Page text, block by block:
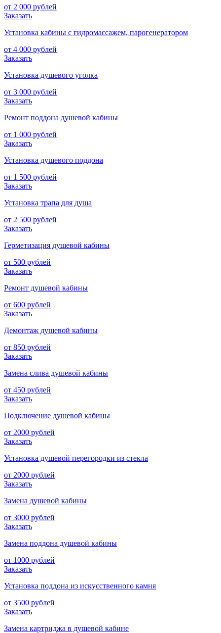
от 2 000 рублей
Заказать
Установка кабины с гидромассажем, парогенератором
от 4 000 рублей
Заказать
Установка душевого уголка
от 3 000 рублей
Заказать
Ремонт поддона душевой кабины
от 1 000 рублей
Заказать
Установка душевого поддона
от 1 500 рублей
Заказать
Установка трапа для душа
от 2 500 рублей
Заказать
Герметизация душевой кабины
от 500 рублей
Заказать
Ремонт душевой кабины
от 600 рублей
Заказать
Демонтаж душевой кабины
от 850 рублей
Заказать
Замена слива душевой кабины
от 450 рублей
Заказать
Подключение душевой кабины
от 2000 рублей
Заказать
Установка душевой перегородки из стекла
от 2000 рублей
Заказать
Замена душевой кабины
от 3000 рублей
Заказать
Замена поддона душевой кабины
от 1000 рублей
Заказать
Установка поддона из искусственного камня
от 3500 рублей
Заказать
Замена картриджа в душевой кабине